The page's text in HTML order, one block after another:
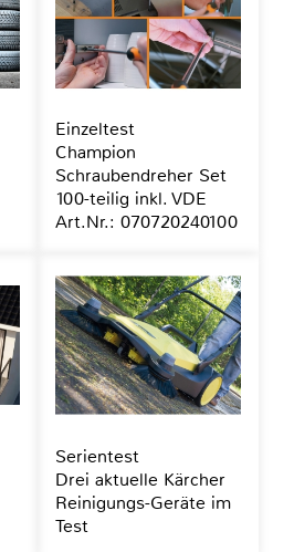
Einzeltest
Champion
Schraubendreher Set
100-teilig inkl. VDE
Art.Nr.: 070720240100
Serientest
Drei aktuelle Kärcher
Reinigungs-Geräte im
Test